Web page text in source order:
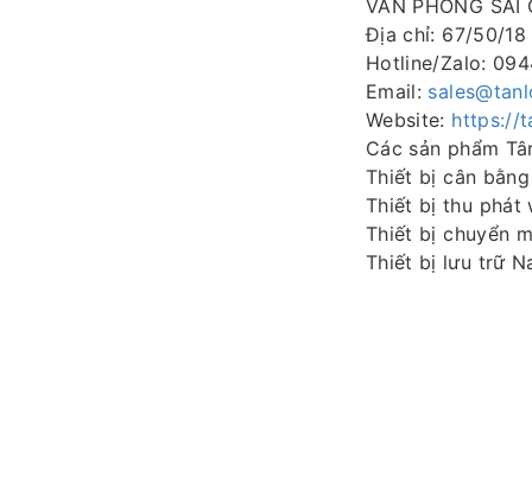
VĂN PHÒNG SÀI
Địa chỉ: 67/50/18
Hotline/Zalo:
Email:
Website: https://
Các sản phẩm
Thiết bị cân
Thiết bị thu
Thiết bị chuyển
Thiết bị lưu trữ